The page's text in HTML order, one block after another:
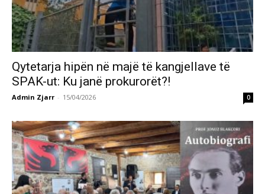
Qytetarja hipën në majë të kangjellave të
SPAK-ut: Ku janë prokurorët?!
Admin Zjarr - 15/04/2026 0